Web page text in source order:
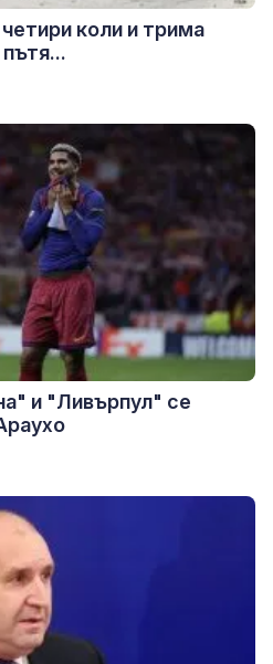
коли и трима
и "Ливърпул" се